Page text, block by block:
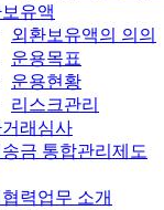
유액
외환보유액의 의의
운용목표
운용현황
리스크관리
래심사
금 통합관리제도
력업무 소개